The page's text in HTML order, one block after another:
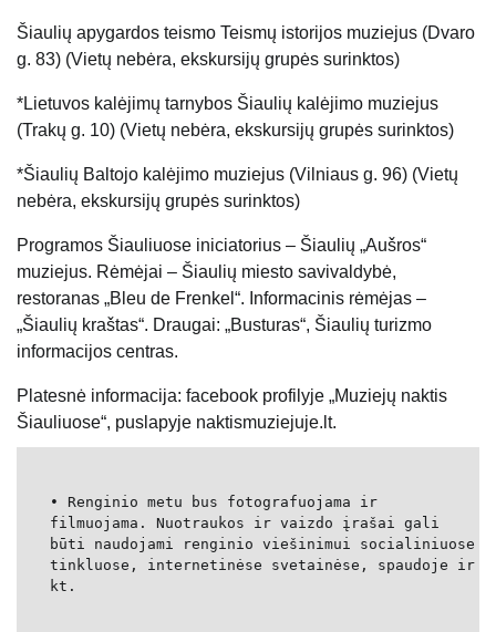
Šiaulių apygardos teismo Teismų istorijos muziejus (Dvaro
g. 83) (Vietų nebėra, ekskursijų grupės surinktos)
*Lietuvos kalėjimų tarnybos Šiaulių kalėjimo muziejus
(Trakų g. 10) (Vietų nebėra, ekskursijų grupės surinktos)
*Šiaulių Baltojo kalėjimo muziejus (Vilniaus g. 96) (Vietų
nebėra, ekskursijų grupės surinktos)
Programos Šiauliuose iniciatorius – Šiaulių „Aušros“
muziejus. Rėmėjai – Šiaulių miesto savivaldybė,
restoranas „Bleu de Frenkel“. Informacinis rėmėjas –
„Šiaulių kraštas“. Draugai: „Busturas“, Šiaulių turizmo
informacijos centras.
Platesnė informacija: facebook profilyje „Muziejų naktis
Šiauliuose“, puslapyje naktismuziejuje.lt.
• Renginio metu bus fotografuojama ir
filmuojama. Nuotraukos ir vaizdo įrašai gali
būti naudojami renginio viešinimui socialiniuose
tinkluose, internetinėse svetainėse, spaudoje ir
kt.